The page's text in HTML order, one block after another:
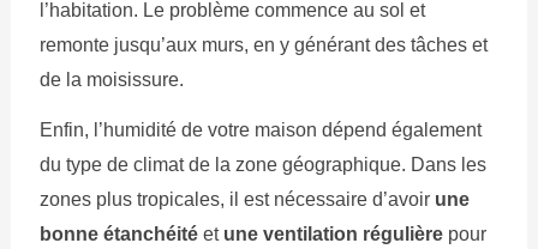
l’habitation. Le problème commence au sol et
remonte jusqu’aux murs, en y générant des tâches et
de la moisissure.
Enfin, l’humidité de votre maison dépend également
du type de climat de la zone géographique. Dans les
zones plus tropicales, il est nécessaire d’avoir une
bonne étanchéitéet une ventilation régulièrepour